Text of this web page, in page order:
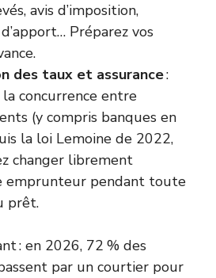
avis d’imposition,
Préparez vos
des taux et assurance:
concurrence entre
(y compris banques en
la loi Lemoine de 2022,
changer librement
emprunteur pendant toute
prêt.
: en 2026, 72 % des
par un courtier pour